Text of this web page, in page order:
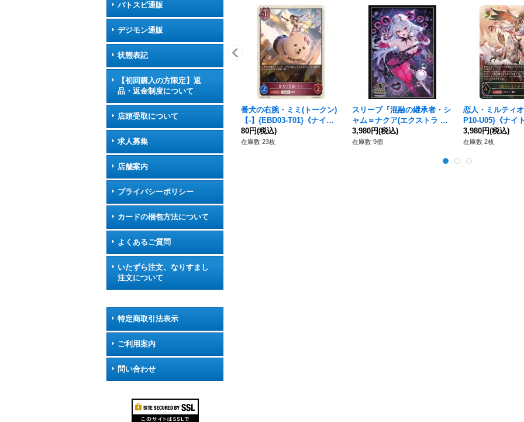
バトスピ通販
デジモン通販
状態表記
【初回購入の方限定】返
品・返金制度について
店頭受取について
求人募集
店舗案内
プライバシーポリシー
カードの梱包方法について
よくあるご質問
いたずら注文、なりすまし
注文について
特定商取引法表示
ご利用案内
問い合わせ
番犬の右腕・ミミ(トークン)
【-】{EBD03-T01}《ナイト
メア》
80円(税込)
在庫数 23枚
スリーブ『混融の継承者・シ
ャム＝ナクア(エクストラ Vo
l.54)』60枚【サプライ】{-}
《-》
3,980円(税込)
在庫数 9個
恋人・ミルティ
P10-U05}《ナイ
3,980円(税込)
在庫数 2枚